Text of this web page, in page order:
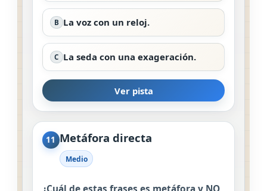
B La voz con un reloj.
C La seda con una exageración.
Ver pista
11 Metáfora directa
Medio